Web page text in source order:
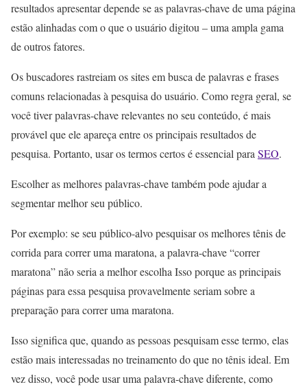
resultados apresentar depende se as palavras-chave de uma página
estão alinhadas com o que o usuário digitou – uma ampla gama
de outros fatores.
Os buscadores rastreiam os sites em busca de palavras e frases
comuns relacionadas à pesquisa do usuário. Como regra geral, se
você tiver palavras-chave relevantes no seu conteúdo, é mais
provável que ele apareça entre os principais resultados de
pesquisa. Portanto, usar os termos certos é essencial para SEO.
Escolher as melhores palavras-chave também pode ajudar a
segmentar melhor seu público.
Por exemplo: se seu público-alvo pesquisar os melhores tênis de
corrida para correr uma maratona, a palavra-chave “correr
maratona” não seria a melhor escolha Isso porque as principais
páginas para essa pesquisa provavelmente seriam sobre a
preparação para correr uma maratona.
Isso significa que, quando as pessoas pesquisam esse termo, elas
estão mais interessadas no treinamento do que no tênis ideal. Em
vez disso, você pode usar uma palavra-chave diferente, como